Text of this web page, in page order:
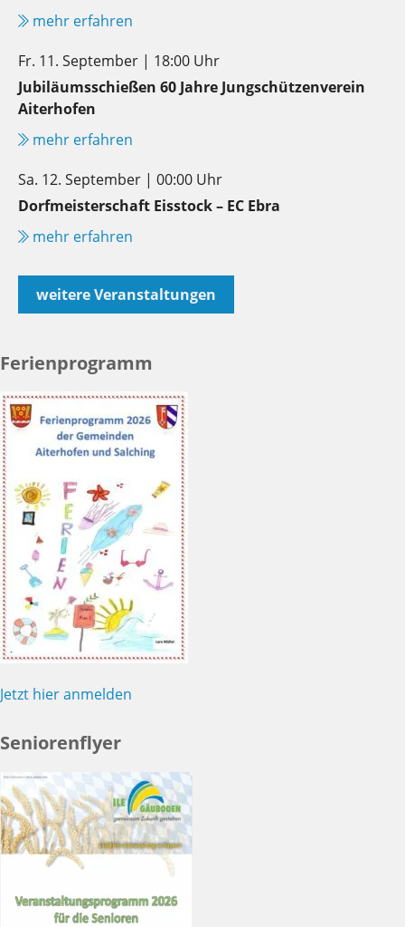
mehr erfahren
Fr. 11. September | 18:00 Uhr
Jubiläumsschießen 60 Jahre Jungschützenverein
Aiterhofen
mehr erfahren
Sa. 12. September | 00:00 Uhr
Dorfmeisterschaft Eisstock – EC Ebra
mehr erfahren
weitere Veranstaltungen
Ferienprogramm
Jetzt hier anmelden
Seniorenflyer